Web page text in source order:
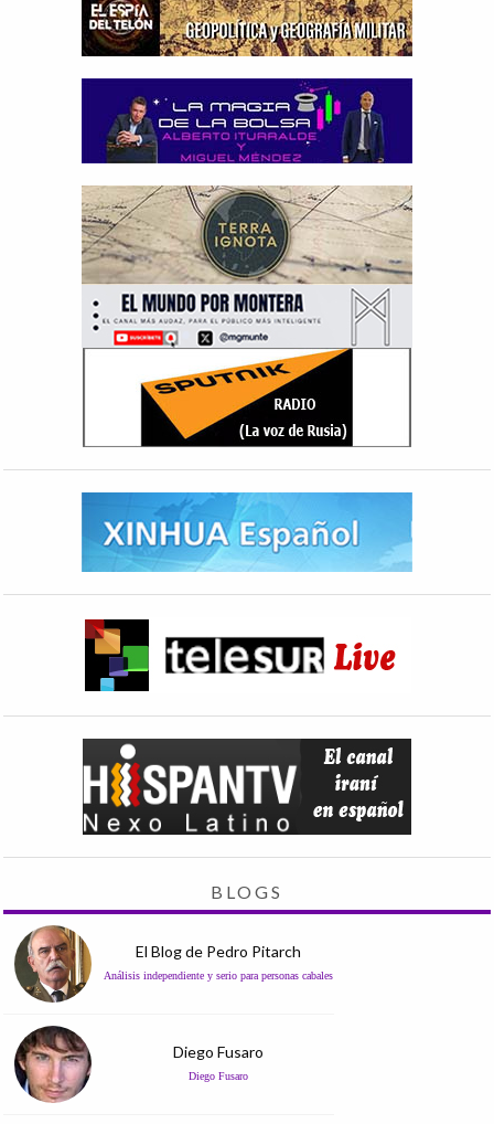
BLOGS
El Blog de Pedro Pitarch
Análisis independiente y serio para personas cabales
Diego Fusaro
Diego Fusaro